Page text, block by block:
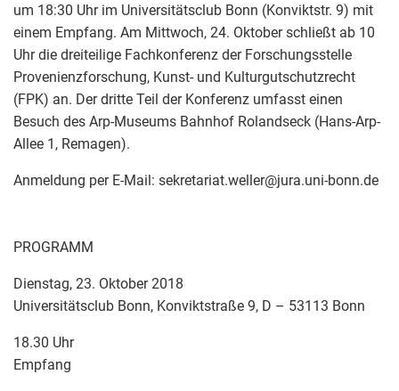
um 18:30 Uhr im Universitätsclub Bonn (Konviktstr. 9) mit
einem Empfang. Am Mittwoch, 24. Oktober schließt ab 10
Uhr die dreiteilige Fachkonferenz der Forschungsstelle
Provenienzforschung, Kunst- und Kulturgutschutzrecht
(FPK) an. Der dritte Teil der Konferenz umfasst einen
Besuch des Arp-Museums Bahnhof Rolandseck (Hans-Arp-
Allee 1, Remagen).
Anmeldung per E-Mail: sekretariat.weller@jura.uni-bonn.de
PROGRAMM
Dienstag, 23. Oktober 2018
Universitätsclub Bonn, Konviktstraße 9, D – 53113 Bonn
18.30 Uhr
Empfang